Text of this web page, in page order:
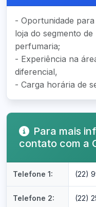
- Oportunidade
loja do segmento
perfumaria;
- Experiência na
diferencial,
- Carga horária de
Para mais
contato com a
Telefone 1: (22)
Telefone 2: (22)